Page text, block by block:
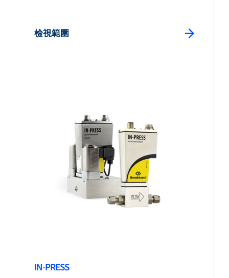
檢視範圍
IN-PRESS